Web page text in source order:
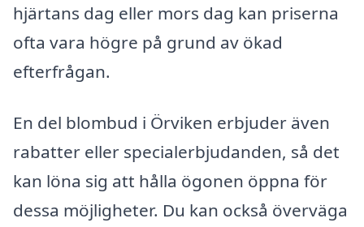
hjärtans dag eller mors dag kan priserna
ofta vara högre på grund av ökad
efterfrågan.
En del blombud i Örviken erbjuder även
rabatter eller specialerbjudanden, så det
kan löna sig att hålla ögonen öppna för
dessa möjligheter. Du kan också överväga